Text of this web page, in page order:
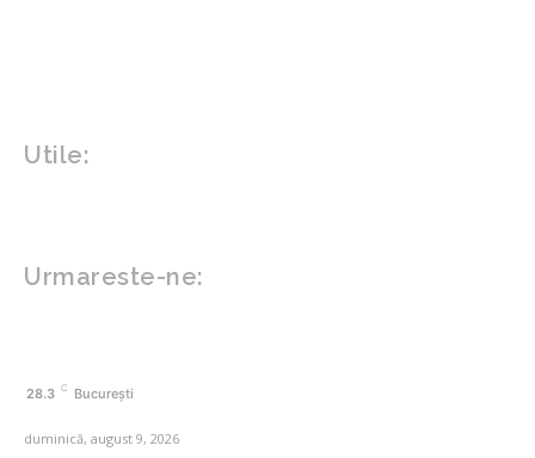
Utile:
Urmareste-ne:
28.3 C București
duminică, august 9, 2026